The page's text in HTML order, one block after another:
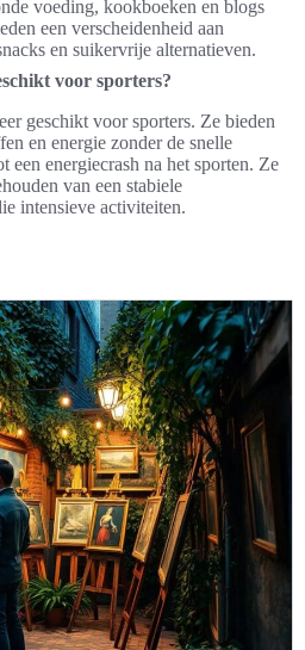
voeding, kookboeken en blogs
een verscheidenheid aan
en suikervrije alternatieven.
voor sporters?
geschikt voor sporters. Ze bieden
en energie zonder de snelle
een energiecrash na het sporten. Ze
van een stabiele
intensieve activiteiten.